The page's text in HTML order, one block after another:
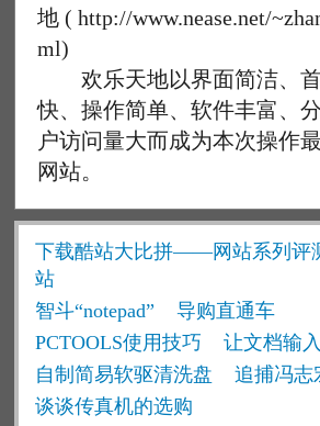
地 ( http://www.nease.net/
ml)
欢乐天地以界面简洁、首
快、操作简单、软件丰富、
户访问量大而成为本次操作
网站。
下载酷站大比拼——网站系列评
站
智斗“notepad”
导购直通车
PCTOOLS使用技巧
让文档输
自制简易软驱清洗盘
追捕冯志
谈谈传真机的选购